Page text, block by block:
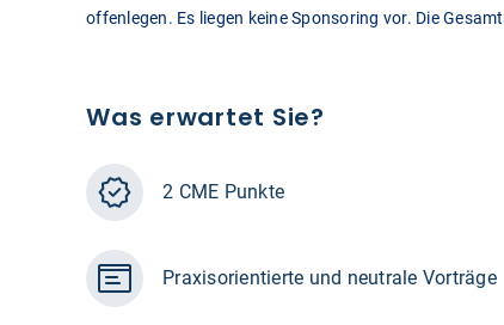
offenlegen. Es liegen keine Sponsoring vor. Die
Was erwartet Sie?
2 CME Punkte
Praxisorientierte und neutrale Vorträge